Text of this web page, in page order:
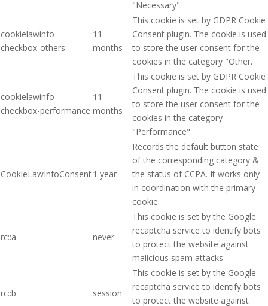
"Necessary".
cookielawinfo-
checkbox-others
11
months
This cookie is set by GDPR Cookie
Consent plugin. The cookie is used
to store the user consent for the
cookies in the category "Other.
cookielawinfo-
checkbox-performance
11
months
This cookie is set by GDPR Cookie
Consent plugin. The cookie is used
to store the user consent for the
cookies in the category
"Performance".
CookieLawInfoConsent1 year
Records the default button state
of the corresponding category &
the status of CCPA. It works only
in coordination with the primary
cookie.
rc::a never
This cookie is set by the Google
recaptcha service to identify bots
to protect the website against
malicious spam attacks.
rc::b session
This cookie is set by the Google
recaptcha service to identify bots
to protect the website against